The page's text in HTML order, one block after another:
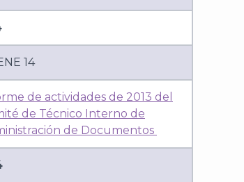
14
de actividades de 2013 del
de Técnico Interno de
de Documentos